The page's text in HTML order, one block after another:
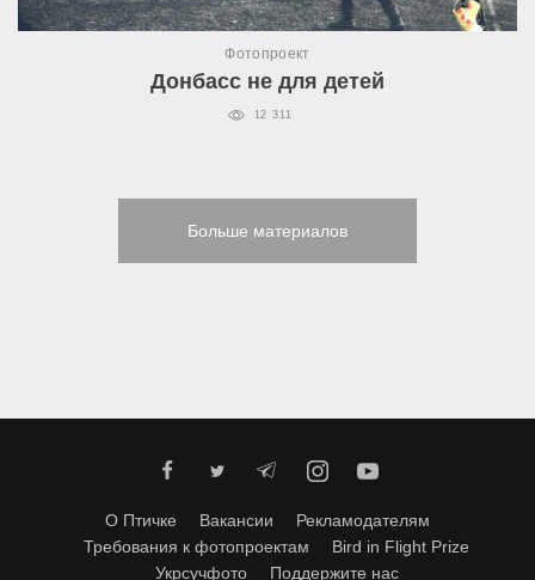
Фотопроект
Донбасс не для детей
12 311
Больше материалов
О Птичке Вакансии
Рекламодателям
Требования к фотопроектам
Bird in Flight Prize
Укрсучфото
Поддержите нас